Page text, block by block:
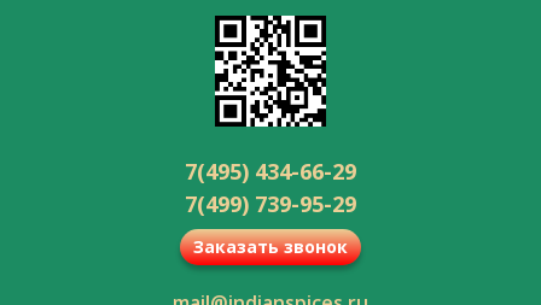
7(495) 434-66-29
7(499) 739-95-29
Заказать звонок